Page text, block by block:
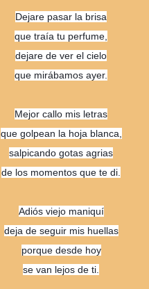
Dejare pasar la brisa
que traía tu perfume,
dejare de ver el cielo
que mirábamos ayer.
Mejor callo mis letras
que golpean la hoja blanca,
salpicando gotas agrias
de los momentos que te di.
Adiós viejo maniquí
deja de seguir mis huellas
porque desde hoy
se van lejos de ti.